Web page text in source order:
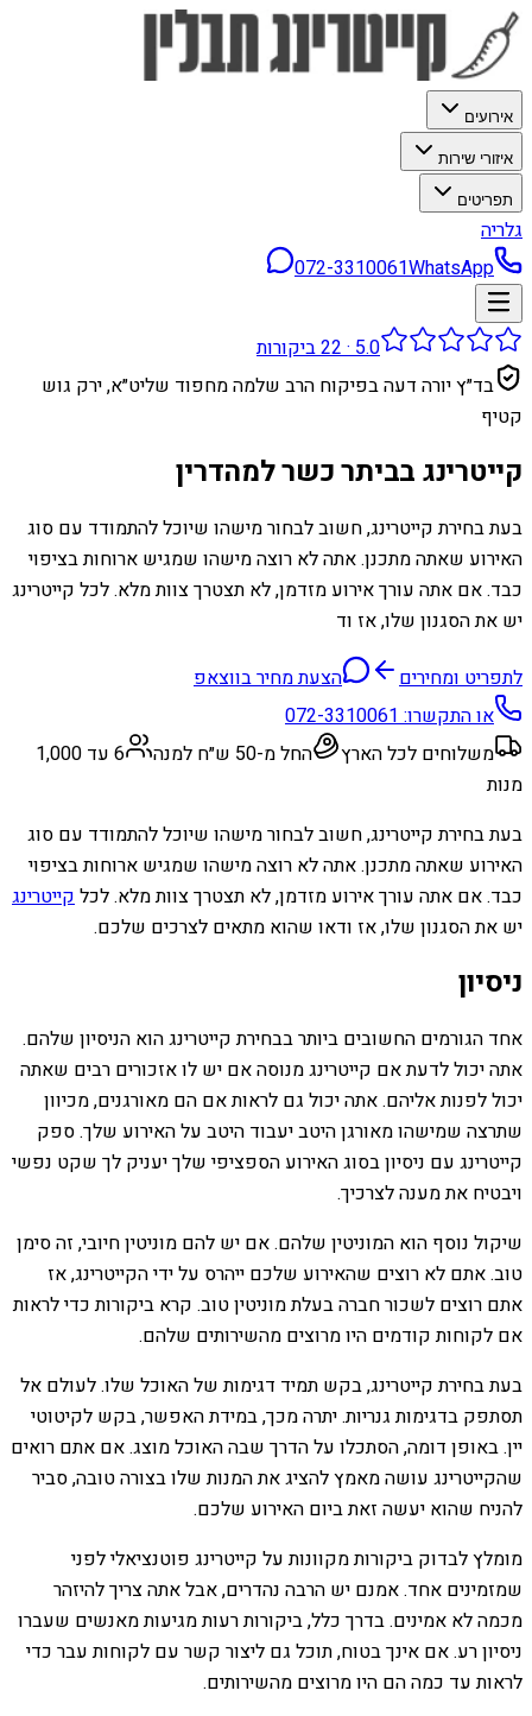
אירועים
איזורי שירות
תפריטים
גלריה
072-3310061WhatsApp
5.0
·
22ביקורות
בד״ץ יורה דעה בפיקוח הרב שלמה מחפוד שליט״א, ירק גוש
קטיף
קייטרינג בביתר כשר למהדרין
בעת בחירת קייטרינג, חשוב לבחור מישהו שיוכל להתמודד עם סוג
האירוע שאתה מתכנן. אתה לא רוצה מישהו שמגיש ארוחות בציפוי
כבד. אם אתה עורך אירוע מזדמן, לא תצטרך צוות מלא. לכל קייטרינג
יש את הסגנון שלו, אז וד
לתפריט ומחירים
הצעת מחיר בווצאפ
או התקשרו:072-3310061
משלוחים לכל הארץ
החל מ-50 ש״ח למנה
6 עד 1,000
מנות
בעת בחירת קייטרינג, חשוב לבחור מישהו שיוכל להתמודד עם סוג
האירוע שאתה מתכנן. אתה לא רוצה מישהו שמגיש ארוחות בציפוי
כבד. אם אתה עורך אירוע מזדמן, לא תצטרך צוות מלא. לכלקייטרינג
יש את הסגנון שלו, אז ודאו שהוא מתאים לצרכים שלכם.
ניסיון
אחד הגורמים החשובים ביותר בבחירת קייטרינג הוא הניסיון שלהם.
אתה יכול לדעת אם קייטרינג מנוסה אם יש לו אזכורים רבים שאתה
יכול לפנות אליהם. אתה יכול גם לראות אם הם מאורגנים, מכיוון
שתרצה שמישהו מאורגן היטב יעבוד היטב על האירוע שלך. ספק
קייטרינג עם ניסיון בסוג האירוע הספציפי שלך יעניק לך שקט נפשי
ויבטיח את מענה לצרכיך.
שיקול נוסף הוא המוניטין שלהם. אם יש להם מוניטין חיובי, זה סימן
טוב. אתם לא רוצים שהאירוע שלכם ייהרס על ידי הקייטרינג, אז
אתם רוצים לשכור חברה בעלת מוניטין טוב. קרא ביקורות כדי לראות
אם לקוחות קודמים היו מרוצים מהשירותים שלהם.
בעת בחירת קייטרינג, בקש תמיד דגימות של האוכל שלו. לעולם אל
תסתפק בדגימות גנריות. יתרה מכך, במידת האפשר, בקש לקיטוטי
יין. באופן דומה, הסתכלו על הדרך שבה האוכל מוצג. אם אתם רואים
שהקייטרינג עושה מאמץ להציג את המנות שלו בצורה טובה, סביר
להניח שהוא יעשה זאת ביום האירוע שלכם.
מומלץ לבדוק ביקורות מקוונות על קייטרינג פוטנציאלי לפני
שמזמינים אחד. אמנם יש הרבה נהדרים, אבל אתה צריך להיזהר
מכמה לא אמינים. בדרך כלל, ביקורות רעות מגיעות מאנשים שעברו
ניסיון רע. אם אינך בטוח, תוכל גם ליצור קשר עם לקוחות עבר כדי
לראות עד כמה הם היו מרוצים מהשירותים.